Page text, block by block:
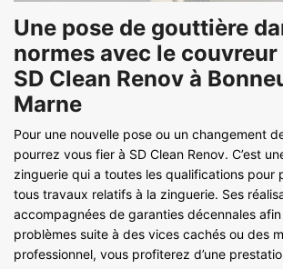
Une pose de gouttière
normes avec le
SD Clean Renov à
Marne
Pour une nouvelle pose ou un changement
pourrez vous fier à SD Clean Renov. C’est
zinguerie qui a toutes les qualifications pour
tous travaux relatifs à la zinguerie. Ses
accompagnées de garanties décennales
problèmes suite à des vices cachés ou des
professionnel, vous profiterez d’une